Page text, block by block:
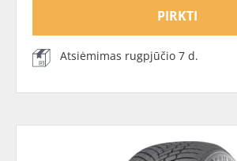
PIRKTI
Atsiėmimas rugpjūčio 7 d.